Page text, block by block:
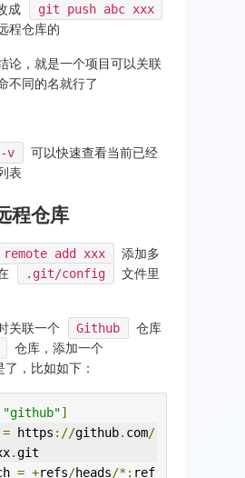
成
git push abc xxx
程仓库的
论，就是一个项目可以关联
不同的名就行了
v
可以快速查看当前已经
表
程仓库
add xxx
添加多
.git/config
文件里
关联一个 Github
仓库
仓库，添加一个
了，比如如下：
"github"]
= https ://github. com/
.git
= +refs/heads/*: ref